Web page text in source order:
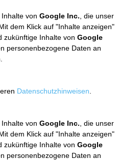
von Google Inc. , die unser
dem Klick auf "Inhalte anzeigen"
zukünftige Inhalte von Google
personenbezogene Daten an
Datenschutzhinweisen
von Google Inc. , die unser
dem Klick auf "Inhalte anzeigen"
zukünftige Inhalte von Google
personenbezogene Daten an